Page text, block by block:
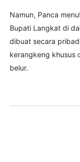
Namun, Panca
Bupati Langkat di
dibuat secara
kerangkeng khusus
belur.